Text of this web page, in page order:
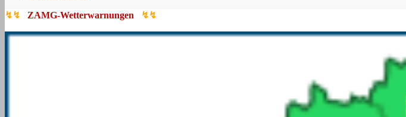
↯↯ ZAMG-Wetterwarnungen ↯↯